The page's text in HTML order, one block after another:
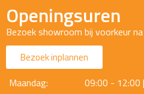
Openingsuren
Bezoek showroom bij voorkeur
Bezoek inplannen
Maandag:
09:00 - 12:00